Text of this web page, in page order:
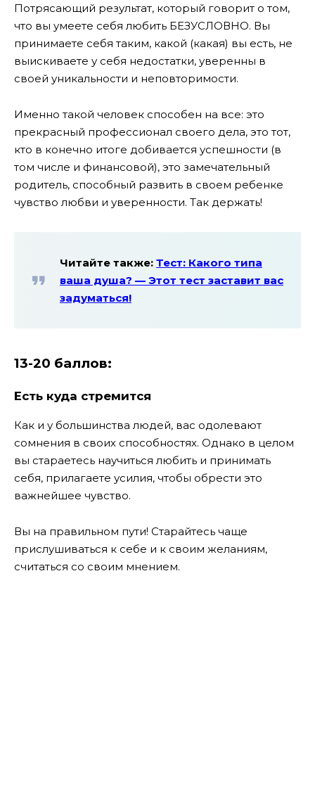
Потрясающий результат, который говорит о том,
что вы умеете себя любить БЕЗУСЛОВНО. Вы
принимаете себя таким, какой (какая) вы есть, не
выискиваете у себя недостатки, уверенны в
своей уникальности и неповторимости.
Именно такой человек способен на все: это
прекрасный профессионал своего дела, это тот,
кто в конечно итоге добивается успешности (в
том числе и финансовой), это замечательный
родитель, способный развить в своем ребенке
чувство любви и уверенности. Так держать!
Читайте также: Тест: Какого типа
ваша душа? — Этот тест заставит вас
задуматься!
13-20 баллов:
Есть куда стремится
Как и у большинства людей, вас одолевают
сомнения в своих способностях. Однако в целом
вы стараетесь научиться любить и принимать
себя, прилагаете усилия, чтобы обрести это
важнейшее чувство.
Вы на правильном пути! Старайтесь чаще
прислушиваться к себе и к своим желаниям,
считаться со своим мнением.